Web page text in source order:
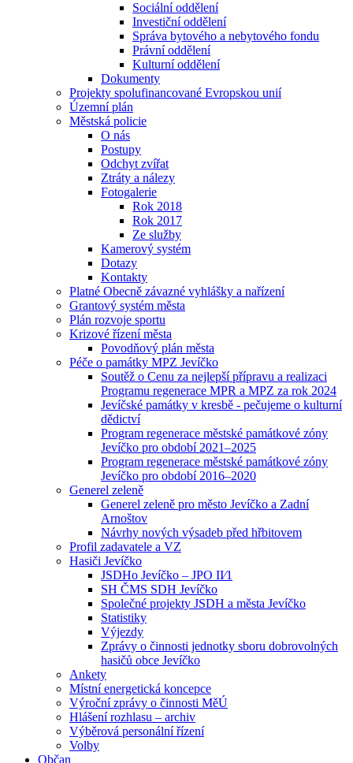
Sociální oddělení
Investiční oddělení
Správa bytového a nebytového fondu
Právní oddělení
Kulturní oddělení
Dokumenty
Projekty spolufinancované Evropskou unií
Územní plán
Městská policie
O nás
Postupy
Odchyt zvířat
Ztráty a nálezy
Fotogalerie
Rok 2018
Rok 2017
Ze služby
Kamerový systém
Dotazy
Kontakty
Platné Obecně závazné vyhlášky a nařízení
Grantový systém města
Plán rozvoje sportu
Krizové řízení města
Povodňový plán města
Péče o památky MPZ Jevíčko
Soutěž o Cenu za nejlepší přípravu a realizaci
Programu regenerace MPR a MPZ za rok 2024
Jevíčské památky v kresbě - pečujeme o kulturní
dědictví
Program regenerace městské památkové zóny
Jevíčko pro období 2021–2025
Program regenerace městské památkové zóny
Jevíčko pro období 2016–2020
Generel zeleně
Generel zeleně pro město Jevíčko a Zadní
Arnoštov
Návrhy nových výsadeb před hřbitovem
Profil zadavatele a VZ
Hasiči Jevíčko
JSDHo Jevíčko – JPO II⁄1
SH ČMS SDH Jevíčko
Společné projekty JSDH a města Jevíčko
Statistiky
Výjezdy
Zprávy o činnosti jednotky sboru dobrovolných
hasičů obce Jevíčko
Ankety
Místní energetická koncepce
Výroční zprávy o činnosti MěÚ
Hlášení rozhlasu – archiv
Výběrová personální řízení
Volby
Občan